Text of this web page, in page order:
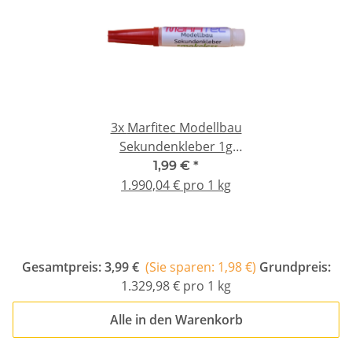
3x Marfitec Modellbau
Sekundenkleber 1g
mittelflüssig - smokeless
-
1,99 € *
1.990,04 € pro 1 kg
Gesamtpreis:3,99 € (Sie sparen: 1,98 €) Grundpreis:
1.329,98 € pro 1 kg
Alle in den Warenkorb